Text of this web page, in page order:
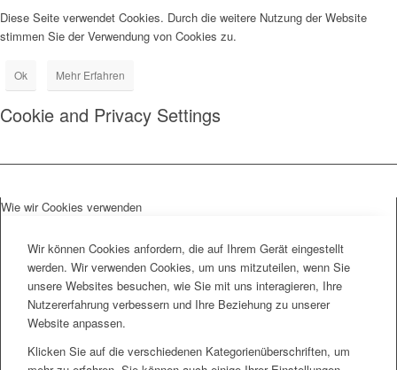
Diese Seite verwendet Cookies. Durch die weitere Nutzung der Website
stimmen Sie der Verwendung von Cookies zu.
Ok Mehr Erfahren
Cookie and Privacy Settings
Wie wir Cookies verwenden
Wir können Cookies anfordern, die auf Ihrem Gerät eingestellt
werden. Wir verwenden Cookies, um uns mitzuteilen, wenn Sie
unsere Websites besuchen, wie Sie mit uns interagieren, Ihre
Nutzererfahrung verbessern und Ihre Beziehung zu unserer
Website anpassen.
Klicken Sie auf die verschiedenen Kategorienüberschriften, um